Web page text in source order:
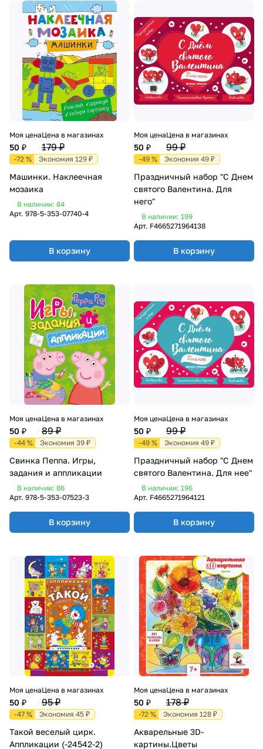
Моя цена
50 ₽
Цена в магазинах
179 ₽
-72 % Экономия 129 ₽
Машинки. Наклеечная
мозаика
В наличии: 84
Арт. 978-5-353-07740-4
В корзину
Моя цена
50 ₽
Цена в магазинах
99 ₽
-49 % Экономия 49 ₽
Праздничный набор "С Днем
святого Валентина. Для
него"
В наличии: 199
Арт. F4665271964138
В корзину
Моя цена
50 ₽
Цена в магазинах
89 ₽
-44 % Экономия 39 ₽
Свинка Пеппа. Игры,
задания и аппликации
В наличии: 86
Арт. 978-5-353-07523-3
В корзину
Моя цена
50 ₽
Цена в магазинах
99 ₽
-49 % Экономия 49 ₽
Праздничный набор "С Днем
святого Валентина. Для нее"
В наличии: 196
Арт. F4665271964121
В корзину
Моя цена
50 ₽
Цена в магазинах
95 ₽
-47 % Экономия 45 ₽
Такой веселый цирк.
Аппликации (-24542-2)
Моя цена
50 ₽
Цена в магазинах
178 ₽
-72 % Экономия 128 ₽
Акварельные 3D-
картины.Цветы